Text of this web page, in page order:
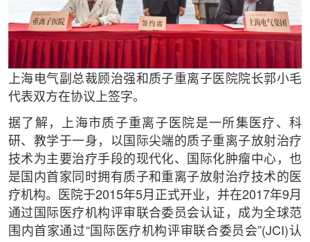
上海电气副总裁顾治强和质子重离子医院院长郭小毛
代表双方在协议上签字。
据了解，上海市质子重离子医院是一所集医疗、科
研、教学于一身，以国际尖端的质子重离子放射治疗
技术为主要治疗手段的现代化、国际化肿瘤中心，也
是国内首家同时拥有质子和重离子放射治疗技术的医
疗机构。医院于2015年5月正式开业，并在2017年9月
通过国际医疗机构评审联合委员会认证，成为全球范
围内首家通过“国际医疗机构评审联合委员会”(JCI)认